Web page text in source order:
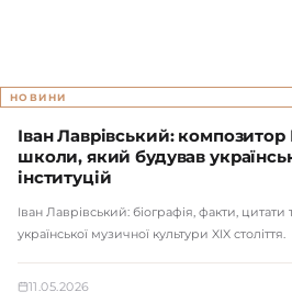
НОВИНИ
Іван Лаврівський:
школи, який будував
інституцій
Іван Лаврівський: біографія, факти,
української музичної культури XIX століття.
11.05.2026